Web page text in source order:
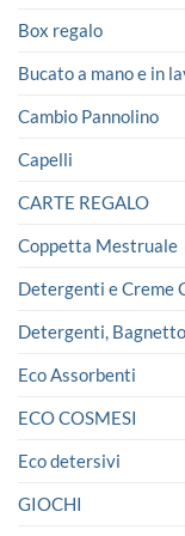
Box regalo
Bucato a mano e in
Cambio Pannolino
Capelli
CARTE REGALO
Coppetta Mestruale
Detergenti e Creme
Detergenti,
Eco Assorbenti
ECO COSMESI
Eco detersivi
GIOCHI